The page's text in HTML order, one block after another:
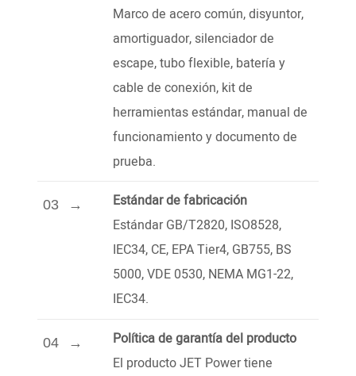
Marco de acero común, disyuntor,
amortiguador, silenciador de
escape, tubo flexible, batería y
cable de conexión, kit de
herramientas estándar, manual de
funcionamiento y documento de
prueba.
03
Estándar de fabricación
Estándar GB/T2820, ISO8528,
IEC34, CE, EPA Tier4, GB755, BS
5000, VDE 0530, NEMA MG1-22,
IEC34.
04
Política de garantía del producto
El producto JET Power tiene